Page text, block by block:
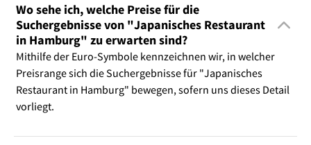
Wo sehe ich, welche Preise für die
Suchergebnisse von "Japanisches Restaurant
in Hamburg" zu erwarten sind?
Mithilfe der Euro-Symbole kennzeichnen wir, in welcher
Preisrange sich die Suchergebnisse für "Japanisches
Restaurant in Hamburg" bewegen, sofern uns dieses Detail
vorliegt.